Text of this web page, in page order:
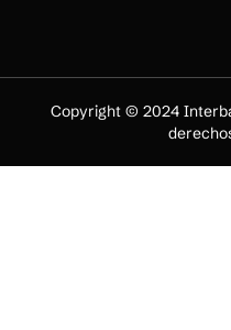
Copyright © 2024